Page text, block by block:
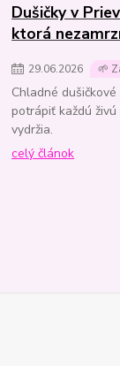
Dušičky v
ktorá
29.06.2026 🌱
Chladné
potrápiť každú
vydržia.
celý článok